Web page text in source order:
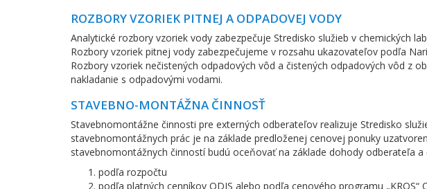
ROZBORY VZORIEK PITNEJ A ODPADOVEJ VODY
Analytické rozbory vzoriek vody zabezpečuje Stredisko služieb v chemických
Rozbory vzoriek pitnej vody zabezpečujeme v rozsahu ukazovateľov podľa
Rozbory vzoriek nečistených odpadových vôd a čistených odpadových vôd z
nakladanie s odpadovými vodami.
STAVEBNO-MONTÁŽNA ČINNOSŤ
Stavebnomontážne činnosti pre externých odberateľov realizuje Stredisko
stavebnomontážnych prác je na základe predloženej cenovej ponuky
stavebnomontážnych činností budú oceňovať na základe dohody odberateľa a
podľa rozpočtu
podľa platných cenníkov ODIS alebo podľa cenového programu „KROS“